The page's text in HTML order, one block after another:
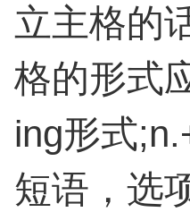
立主格的
格的形式
ing形式
短语，选